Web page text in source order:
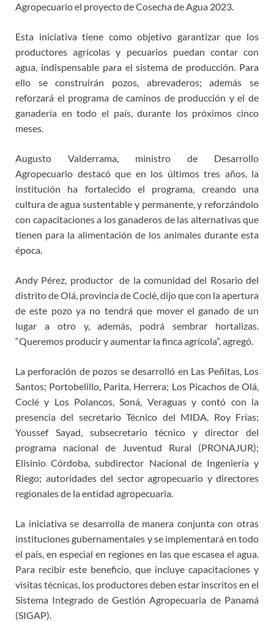
Agropecuario el proyecto de Cosecha de Agua 2023.
Esta iniciativa tiene como objetivo garantizar que los
productores agrícolas y pecuarios puedan contar con
agua, indispensable para el sistema de producción. Para
ello se construirán pozos, abrevaderos; además se
reforzará el programa de caminos de producción y el de
ganadería en todo el país, durante los próximos cinco
meses.
Augusto Valderrama, ministro de Desarrollo
Agropecuario destacó que en los últimos tres años, la
institución ha fortalecido el programa, creando una
cultura de agua sustentable y permanente, y reforzándolo
con capacitaciones a los ganaderos de las alternativas que
tienen para la alimentación de los animales durante esta
época.
Andy Pérez, productor de la comunidad del Rosario del
distrito de Olá, provincia de Coclé, dijo que con la apertura
de este pozo ya no tendrá que mover el ganado de un
lugar a otro y, además, podrá sembrar hortalizas.
“Queremos producir y aumentar la finca agrícola”, agregó.
La perforación de pozos se desarrolló en Las Peñitas, Los
Santos; Portobelillo, Parita, Herrera; Los Picachos de Olá,
Coclé y Los Polancos, Soná, Veraguas y contó con la
presencia del secretario Técnico del MIDA, Roy Frías;
Youssef Sayad, subsecretario técnico y director del
programa nacional de Juventud Rural (PRONAJUR);
Elisinio Córdoba, subdirector Nacional de Ingeniería y
Riego; autoridades del sector agropecuario y directores
regionales de la entidad agropecuaria.
La iniciativa se desarrolla de manera conjunta con otras
instituciones gubernamentales y se implementará en todo
el país, en especial en regiones en las que escasea el agua.
Para recibir este beneficio, que incluye capacitaciones y
visitas técnicas, los productores deben estar inscritos en el
Sistema Integrado de Gestión Agropecuaria de Panamá
(SIGAP).